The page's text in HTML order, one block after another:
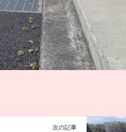
次の記事